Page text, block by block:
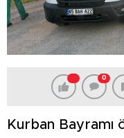
0
Kurban Bayramı